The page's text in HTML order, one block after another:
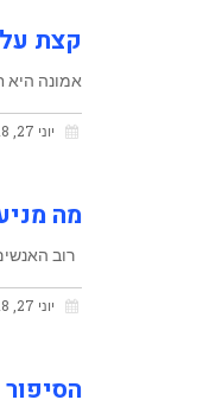
קצת
אמונה היא
יוני 27, 2018
מה
רוב
יוני 27, 2018